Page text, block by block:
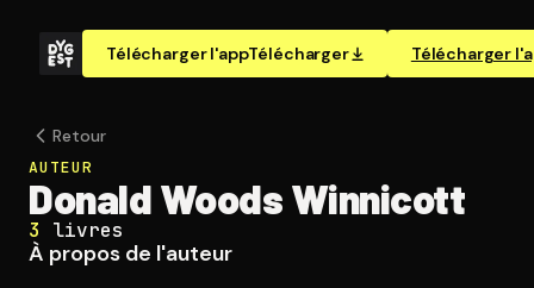
Télécharger l'appTélécharger Télécharger
Retour
AUTEUR
Donald Woods Winnicott
3 livres
À propos de l'auteur